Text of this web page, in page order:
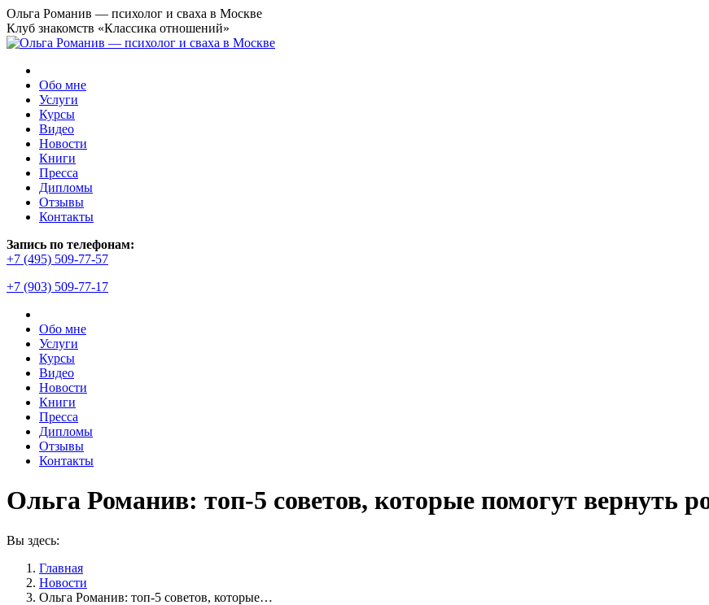
Перейти
к
содержанию
Ольга Романив — психолог и сваха в Москве
Клуб знакомств «Классика отношений»
Обо мне
Услуги
Курсы
Видео
Новости
Книги
Пресса
Дипломы
Отзывы
Контакты
Запись по телефонам:
+7 (495) 509-77-57
+7 (903) 509-77-17
Обо мне
Услуги
Курсы
Видео
Новости
Книги
Пресса
Дипломы
Отзывы
Контакты
Ольга Романив: топ-5 советов, которые помогут вернуть
Вы здесь:
Главная
Новости
Ольга Романив: топ-5 советов, которые…